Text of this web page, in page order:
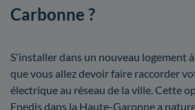
Carbonne ?
S'installer dans un nouveau logement
que vous allez devoir faire raccorder
électrique au réseau de la ville. Cette
Enedis dans la Haute-Garonne a